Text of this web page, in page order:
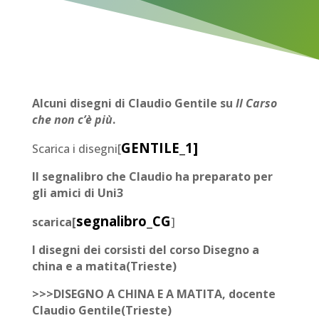
Alcuni disegni di Claudio Gentile su Il Carso
che non c’è più.
Scarica i disegni[GENTILE_1]
Il segnalibro che Claudio ha preparato per
gli amici di Uni3
scarica[segnalibro_CG]
I disegni dei corsisti del corso Disegno a
china e a matita(Trieste)
>>>DISEGNO A CHINA E A MATITA, docente
Claudio Gentile(Trieste)